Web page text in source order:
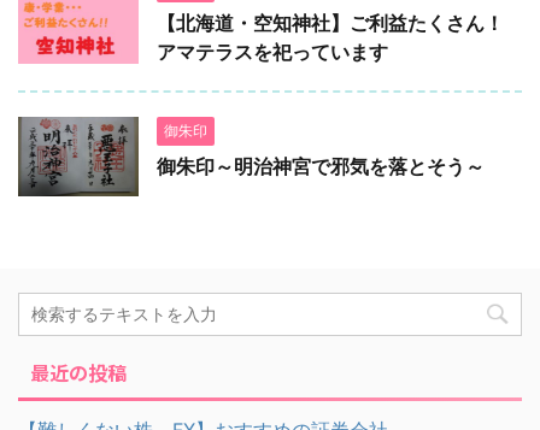
【北海道・空知神社】ご利益たくさん！
アマテラスを祀っています
御朱印
御朱印～明治神宮で邪気を落とそう～
最近の投稿